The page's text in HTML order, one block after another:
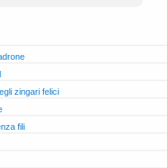
zingari felici
fili